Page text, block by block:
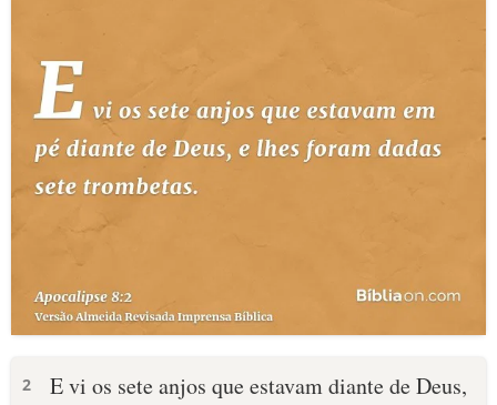
2
E vi os sete anjos que estavam diante de Deus,